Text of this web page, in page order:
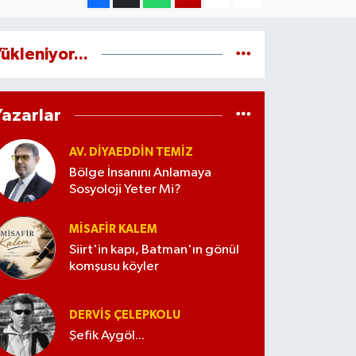
AV. DIYAEDDIN TEMIZ
Bölge İnsanını Anlamaya
Sosyoloji Yeter Mi?
MISAFIR KALEM
Siirt'in kapı, Batman'ın gönül
komşusu köyler
DERVIŞ ÇELEPKOLU
Şefik Aygöl...